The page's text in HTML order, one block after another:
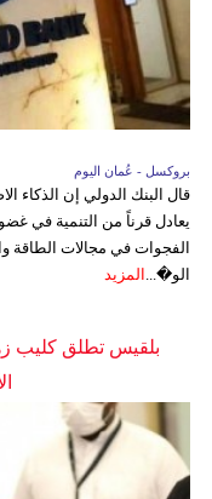
بروكسل - عُمان اليوم
قال البنك الدولي إن الذكاء
يعادل قرناً من التنمية في
الفجوات في مجالات الطاقة
الو�...
المزيد
بلقيس تطلق كليب